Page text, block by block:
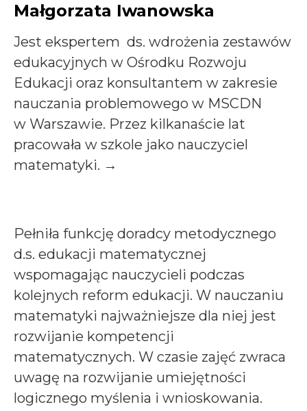
Małgorzata Iwanowska
Jest ekspertem ds. wdrożenia zestawów
edukacyjnych w Ośrodku Rozwoju
Edukacji oraz konsultantem w zakresie
nauczania problemowego w MSCDN
w Warszawie. Przez kilkanaście lat
pracowała w szkole jako nauczyciel
matematyki. →
Pełniła funkcję doradcy metodycznego
d.s. edukacji matematycznej
wspomagając nauczycieli podczas
kolejnych reform edukacji. W nauczaniu
matematyki najważniejsze dla niej jest
rozwijanie kompetencji
matematycznych. W czasie zajęć zwraca
uwagę na rozwijanie umiejętności
logicznego myślenia i wnioskowania.